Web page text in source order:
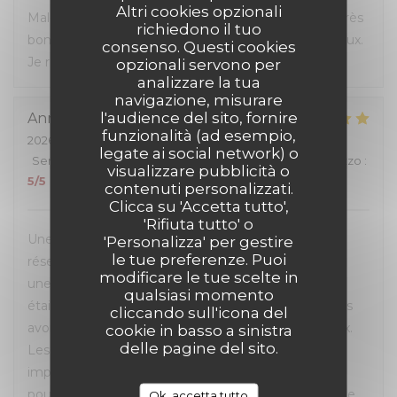
Altri cookies opzionali
richiedono il tuo
consenso. Questi cookies
opzionali servono per
analizzare la tua
navigazione, misurare
l'audience del sito, fornire
funzionalità (ad esempio,
legate ai social network) o
visualizzare pubblicità o
contenuti personalizzati.
Clicca su 'Accetta tutto',
'Rifiuta tutto' o
'Personalizza' per gestire
le tue preferenze. Puoi
modificare le tue scelte in
qualsiasi momento
cliccando sull'icona del
cookie in basso a sinistra
delle pagine del sito.
Malgré l'affluence, personnel sympa et à l'écoute. Très
bon rapport qualité-prix, les hamburgers sont délicieux.
Je recommande.
Anna
2026-07-05
- 12:00 - Ospiti 4
Servizio
/5 Atmosfera : 5/5 Cucina: 5/5 Qualità / Prezzo :
5/5
Une excellente expérience du début à la fin. La
réservation en ligne était très simple et fluide, avec
une confirmation rapide par e-mail et SMS. L’accueil
était chaleureux et le personnel très à l’écoute. Nous
avons pu choisir la table qui nous convenait le mieux.
Les burgers étaient excellents et le service
impeccable. Nous avons également apprécié de